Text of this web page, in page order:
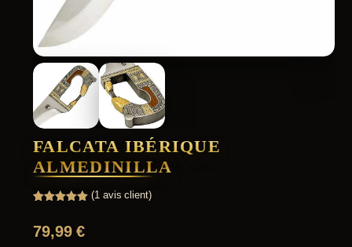
FALCATA IBÉRIQUE
ALMEDINILLA
basé sur
notation
(1 avis client)
79,99€